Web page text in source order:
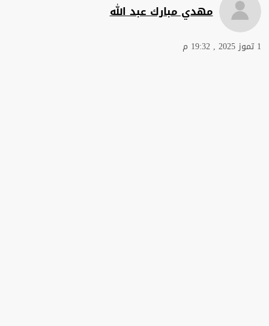
مهدي مبارك عبد الله
1 تموز 2025 , 19:32 م